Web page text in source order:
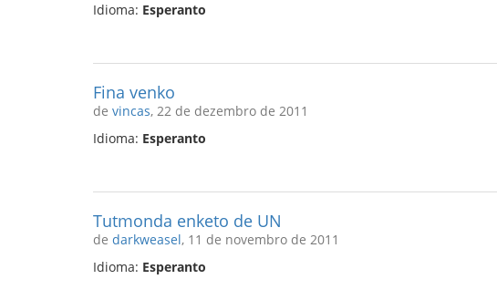
Idioma: Esperanto
Fina venko
de vincas, 22 de dezembro de 2011
Idioma: Esperanto
Tutmonda enketo de UN
de darkweasel, 11 de novembro de 2011
Idioma: Esperanto